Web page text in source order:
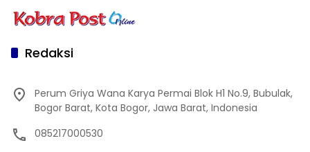
Redaksi
Perum Griya Wana Karya Permai Blok H1 No.9, Bubulak,
Bogor Barat, Kota Bogor, Jawa Barat, Indonesia
085217000530